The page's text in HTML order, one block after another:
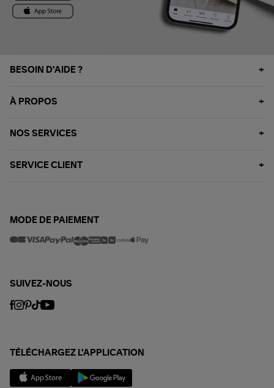
BESOIN D'AIDE ?
À PROPOS
NOS SERVICES
SERVICE CLIENT
MODE DE PAIEMENT
SUIVEZ-NOUS
TÉLÉCHARGEZ L'APPLICATION